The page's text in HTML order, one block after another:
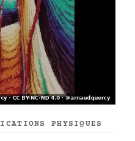
PHYSIQUES